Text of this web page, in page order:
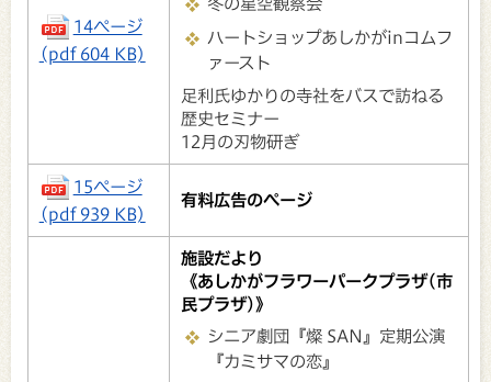
14ページ
(pdf 604 KB)
ハートショップあしかがinコムフ
ァースト
足利氏ゆかりの寺社をバスで訪ねる
歴史セミナー
12月の刃物研ぎ
15ページ
(pdf 939 KB)
有料広告のページ
施設だより
《あしかがフラワーパークプラザ(市
民プラザ)》
シニア劇団『燦 SAN』定期公演
『カミサマの恋』